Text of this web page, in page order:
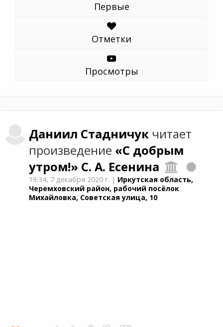
Первые
Отметки
Просмотры
Даниил Стадничук читает
произведение «С добрым
утром!» С. А. Есенина
19:34, 7 декабря 2020 г. | Иркутская область,
Черемховский район, рабочий посёлок
Михайловка, Советская улица, 10